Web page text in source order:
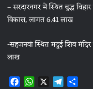
– सरदारनगर में स्थित बुद्ध
विकास, लागत 6.41 लाख
-सहजनवां स्थित मदुई शिव
लाख
F W X T